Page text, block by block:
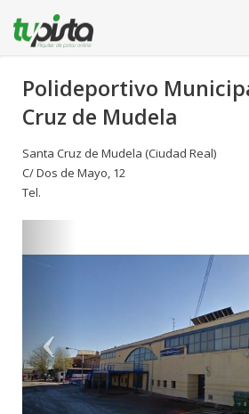
Polideportivo
Cruz de Mudela
Santa Cruz de Mudela (Ciudad Real)
C/ Dos de Mayo, 12
Tel.